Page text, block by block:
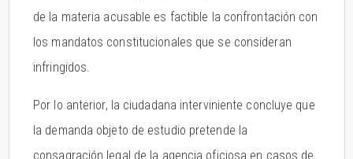
de la materia acusable es factible la confrontación con
los mandatos constitucionales que se consideran
infringidos.
Por lo anterior, la ciudadana interviniente concluye que
la demanda objeto de estudio pretende la
consagración legal de la agencia oficiosa en casos de